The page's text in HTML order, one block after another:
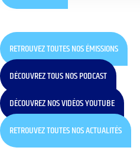
RETROUVEZ TOUTES NOS ÉMISSIONS
DÉCOUVREZ TOUS NOS PODCAST
DÉCOUVREZ NOS VIDÉOS YOUTUBE
RETROUVEZ TOUTES NOS ACTUALITÉS